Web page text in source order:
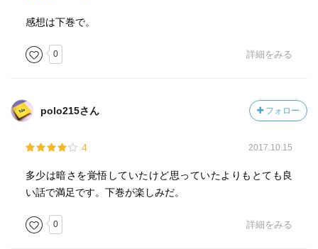
感想は下巻で。
0 詳細をみる
polo215さん フォロー
4 2017.10.15
多少は暗さを覚悟していたけど思っていたよりもとても良
い話で満足です。下巻が楽しみだ。
0 詳細をみる